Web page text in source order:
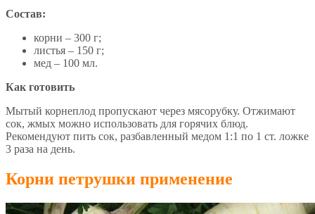
Состав:
корни – 300 г;
листья – 150 г;
мед – 100 мл.
Как готовить
Мытый корнеплод пропускают через мясорубку. Отжимают
сок, жмых можно использовать для горячих блюд.
Рекомендуют пить сок, разбавленный медом 1:1 по 1 ст. ложке
3 раза на день.
Корни петрушки применение